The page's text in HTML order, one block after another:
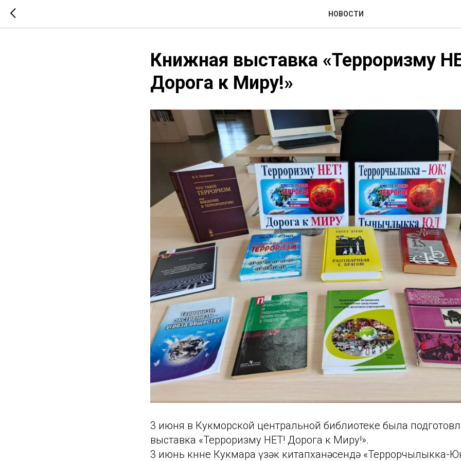
НОВОСТИ
Книжная выставка «Терроризму
Дорога к Миру!»
3 июня в Кукморской центральной библиотеке была
выставка «Терроризму НЕТ! Дорога к Миру!».
3 июнь көнне Кукмара үзәк китапханәсендә